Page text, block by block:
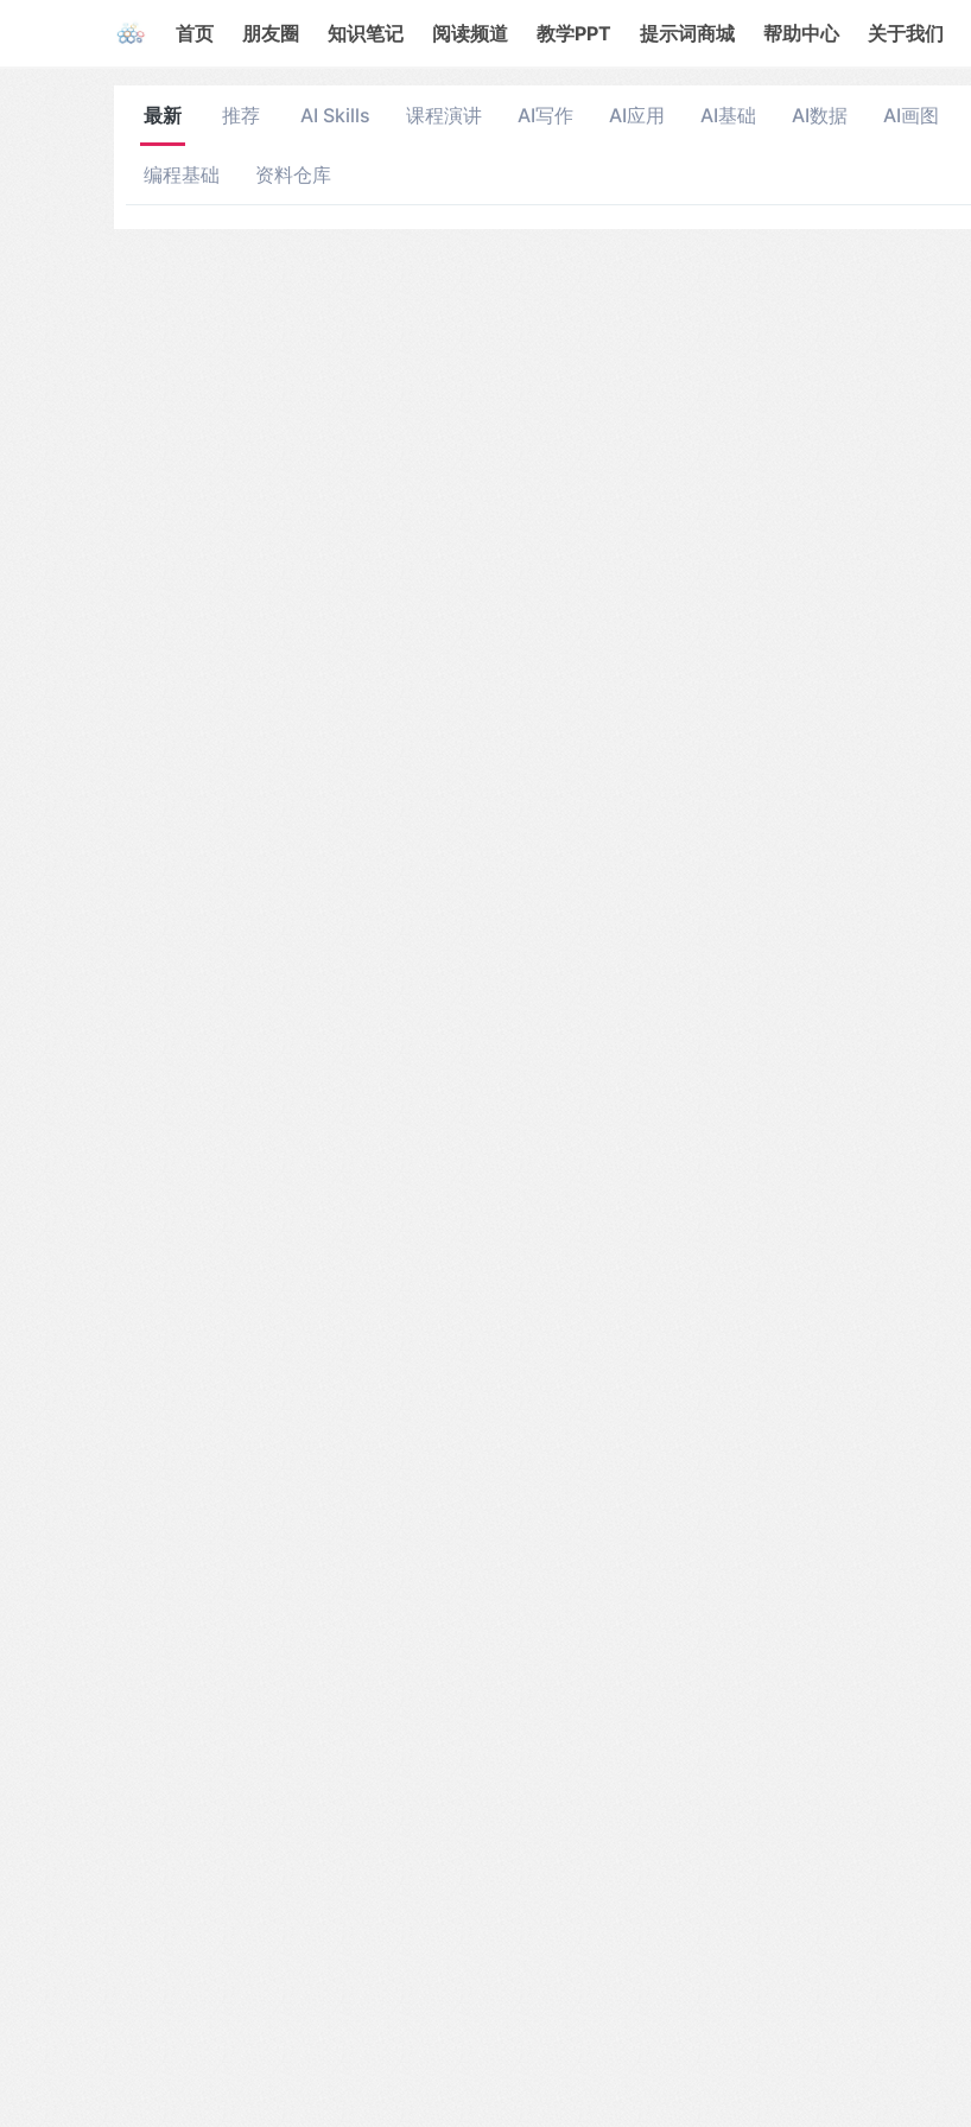
首页 朋友圈 知识笔记 阅读频道 教学PPT 提示词商城 帮助中心 关于我们
最新 推荐 AI Skills 课程演讲 AI写作 AI应用 AI基础 AI数据 AI画图
编程基础 资料仓库